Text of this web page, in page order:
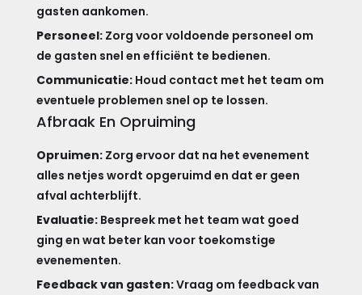
gasten aankomen.
Personeel:Zorg voor voldoende personeel om
de gasten snel en efficiënt te bedienen.
Communicatie:Houd contact met het team om
eventuele problemen snel op te lossen.
Afbraak En Opruiming
Opruimen:Zorg ervoor dat na het evenement
alles netjes wordt opgeruimd en dat er geen
afval achterblijft.
Evaluatie:Bespreek met het team wat goed
ging en wat beter kan voor toekomstige
evenementen.
Feedback van gasten:Vraag om feedback van